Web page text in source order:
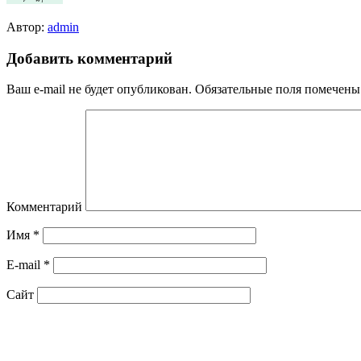
Автор: admin
Добавить комментарий
Ваш e-mail не будет опубликован. Обязательные поля
Комментарий
Имя *
E-mail *
Сайт